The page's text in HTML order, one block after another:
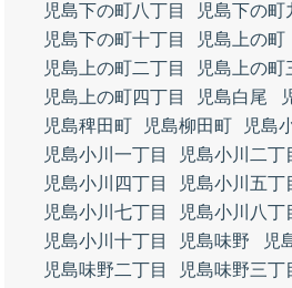
児島下の町八丁目
児島下の町
児島下の町十丁目
児島上の町
児島上の町二丁目
児島上の町
児島上の町四丁目
児島白尾
児島稗田町
児島柳田町
児島
児島小川一丁目
児島小川二丁
児島小川四丁目
児島小川五丁
児島小川七丁目
児島小川八丁
児島小川十丁目
児島味野
児
児島味野二丁目
児島味野三丁